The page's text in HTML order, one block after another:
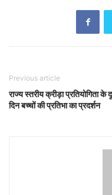
Previous article
राज्य स्तरीय क्रीड़ा प्रतियोगिता के
दिन बच्चों की प्रतिभा का प्रदर्शन